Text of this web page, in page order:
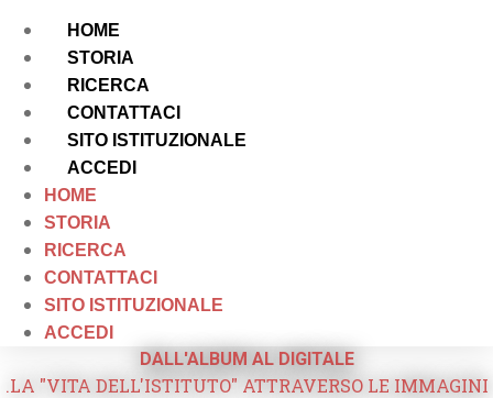
HOME
STORIA
RICERCA
CONTATTACI
SITO ISTITUZIONALE
ACCEDI
HOME
STORIA
RICERCA
CONTATTACI
SITO ISTITUZIONALE
ACCEDI
DALL'ALBUM AL DIGITALE
.LA "VITA DELL'ISTITUTO" ATTRAVERSO LE IMMAGINI